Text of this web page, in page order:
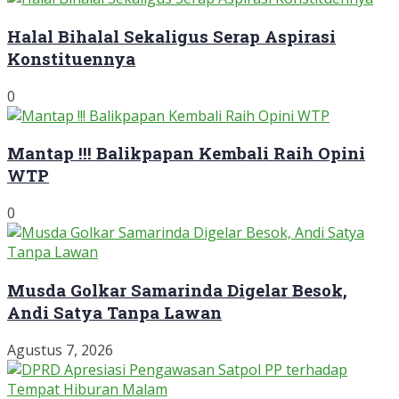
Halal Bihalal Sekaligus Serap Aspirasi
Konstituennya
0
Mantap !!! Balikpapan Kembali Raih Opini
WTP
0
Musda Golkar Samarinda Digelar Besok,
Andi Satya Tanpa Lawan
Agustus 7, 2026